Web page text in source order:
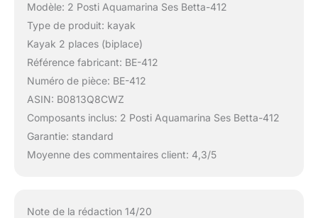
Modèle: 2 Posti Aquamarina Ses Betta-412
Type de produit: kayak
Kayak 2 places (biplace)
Référence fabricant: BE-412
Numéro de pièce: BE-412
ASIN: B0813Q8CWZ
Composants inclus: 2 Posti Aquamarina Ses Betta-412
Garantie: standard
Moyenne des commentaires client: 4,3/5
Note de la rédaction 14/20